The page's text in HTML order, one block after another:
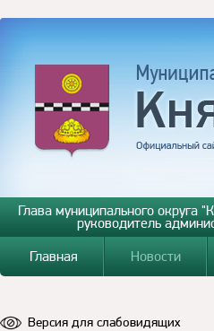
Глава муниципального округа
руководитель
Главная
Новости
Версия для слабовидящих